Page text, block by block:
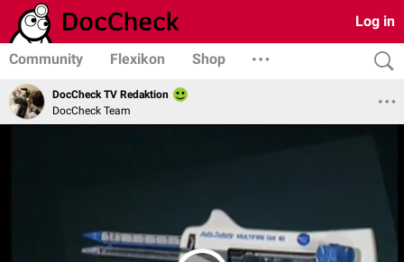
Log in
Community Flexikon Shop
DocCheck TV Redaktion
DocCheck Team